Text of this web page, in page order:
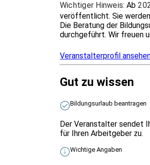
Wichtiger Hinweis: Ab
veröffentlicht. Sie
Die Beratung der
durchgeführt. Wir freuen
Veranstalterprofil
Gut zu wissen
Bildungsurlaub beantragen
Der Veranstalter sendet
für Ihren Arbeitgeber zu.
Wichtige Angaben